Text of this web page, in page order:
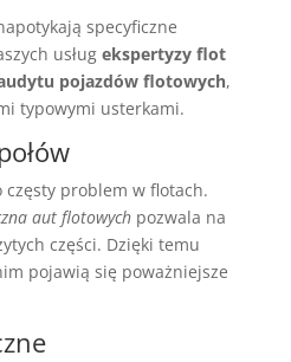
specyficzne
usług ekspertyzy flot
pojazdów flotowych,
typowymi usterkami.
częsty problem w flotach.
aut flotowychpozwala na
części. Dzięki temu
pojawią się poważniejsze